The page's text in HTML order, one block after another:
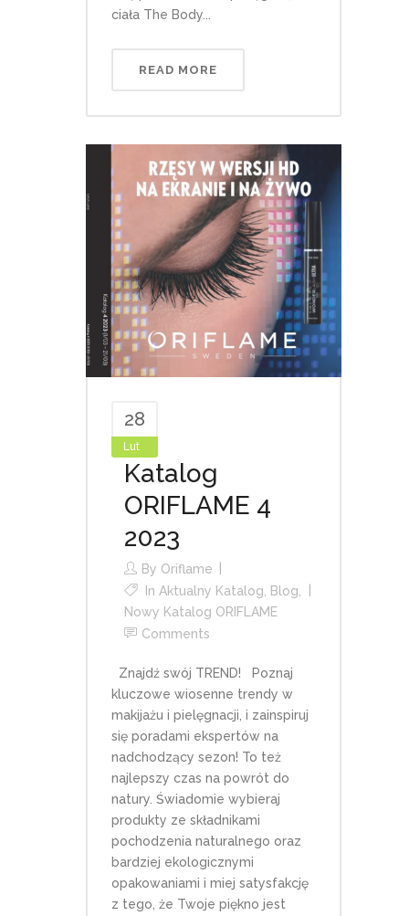
ciała The Body...
READ MORE
28
Lut
Katalog
ORIFLAME 4
2023
By Oriflame
In Aktualny Katalog Blog
Nowy Katalog ORIFLAME
Comments
Znajdź swój TREND! Poznaj
kluczowe wiosenne trendy w
makijażu i pielęgnacji, i zainspiruj
się poradami ekspertów na
nadchodzący sezon! To też
najlepszy czas na powrót do
natury. Świadomie wybieraj
produkty ze składnikami
pochodzenia naturalnego oraz
bardziej ekologicznymi
opakowaniami i miej satysfakcję
z tego, że Twoje piękno jest